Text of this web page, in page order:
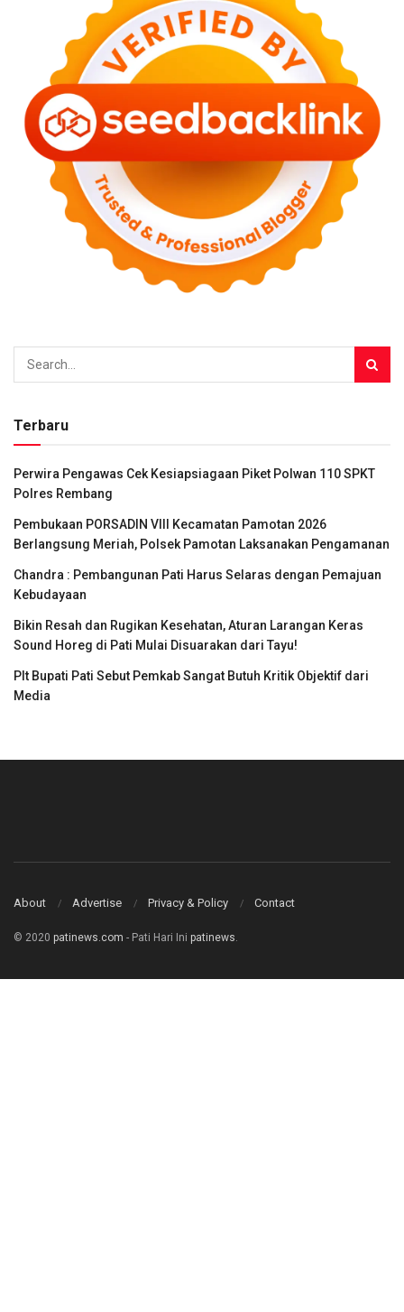
Terbaru
Perwira Pengawas Cek Kesiapsiagaan Piket Polwan 110 SPKT
Polres Rembang
Pembukaan PORSADIN VIII Kecamatan Pamotan 2026
Berlangsung Meriah, Polsek Pamotan Laksanakan Pengamanan
Chandra : Pembangunan Pati Harus Selaras dengan Pemajuan
Kebudayaan
Bikin Resah dan Rugikan Kesehatan, Aturan Larangan Keras
Sound Horeg di Pati Mulai Disuarakan dari Tayu!
Plt Bupati Pati Sebut Pemkab Sangat Butuh Kritik Objektif dari
Media
About Advertise Privacy & Policy Contact
© 2020 patinews.com - Pati Hari Ini patinews.